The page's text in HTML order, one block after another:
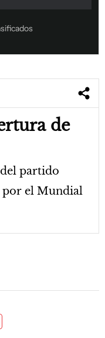
de
partido
por el Mundial